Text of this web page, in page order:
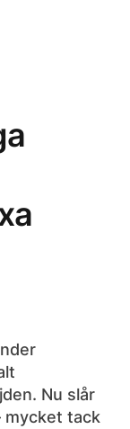
Nu slår
mycket tack